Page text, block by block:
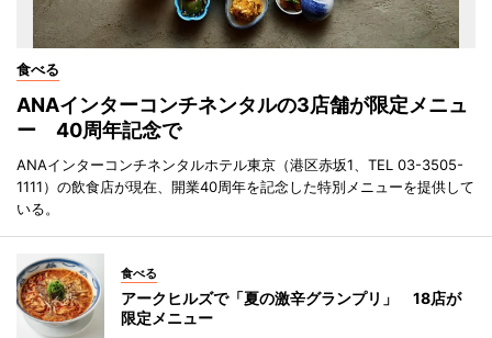
食べる
ANAインターコンチネンタルの3店舗が限定メニュ
ー 40周年記念で
ANAインターコンチネンタルホテル東京（港区赤坂1、TEL 03-3505-
1111）の飲食店が現在、開業40周年を記念した特別メニューを提供して
いる。
食べる
アークヒルズで「夏の激辛グランプリ」 18店が
限定メニュー